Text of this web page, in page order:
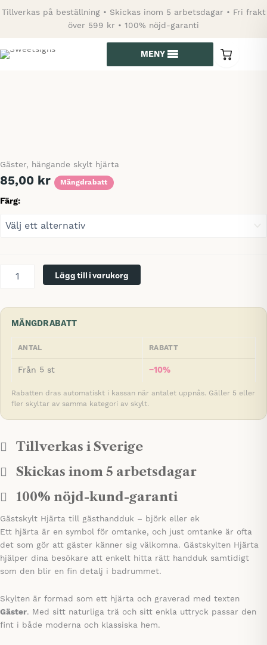
Tillverkas på beställning • Skickas inom 5 arbetsdagar • Fri frakt
över 599 kr • 100% nöjd-garanti
MENY 0
Gäster, hängande skylt hjärta
85,00 kr Mängdrabatt
Färg:
hängande
hjärta
mängd
Lägg till i varukorg
MÄNGDRABATT
ANTAL RABATT
Från 5 st −10%
Rabatten dras automatiskt i kassan när antalet uppnås. Gäller 5 eller
fler skyltar av samma kategori av skylt.
Tillverkas i Sverige
Skickas inom 5 arbetsdagar
100% nöjd-kund-garanti
Gästskylt Hjärta till gästhandduk – björk eller ek
Ett hjärta är en symbol för omtanke, och just omtanke är ofta
det som gör att gäster känner sig välkomna. Gästskylten Hjärta
hjälper dina besökare att enkelt hitta rätt handduk samtidigt
som den blir en fin detalj i badrummet.
Skylten är formad som ett hjärta och graverad med texten
Gäster. Med sitt naturliga trä och sitt enkla uttryck passar den
fint i både moderna och klassiska hem.